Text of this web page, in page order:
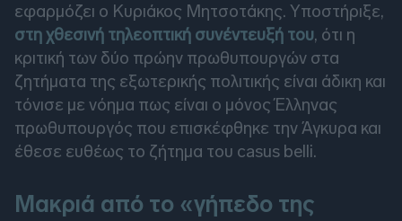
εφαρμόζει ο Κυριάκος Μητσοτάκης. Υποστήριξε,
στη χθεσινή τηλεοπτική συνέντευξή του, ότι η
κριτική των δύο πρώην πρωθυπουργών στα
ζητήματα της εξωτερικής πολιτικής είναι άδικη και
τόνισε με νόημα πως είναι ο μόνος Έλληνας
πρωθυπουργός που επισκέφθηκε την Άγκυρα και
έθεσε ευθέως το ζήτημα του casus belli.
Μακριά από το «γήπεδο της